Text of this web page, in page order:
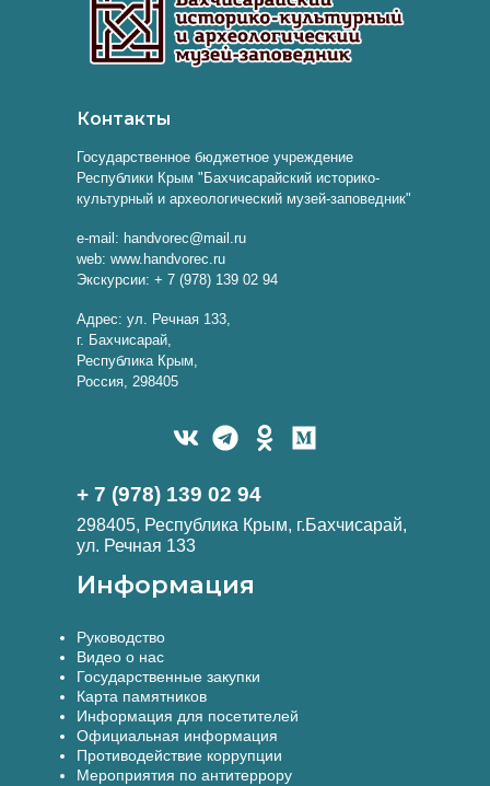
Контакты
Государственное бюджетное учреждение
Республики Крым "Бахчисарайский историко-
культурный и археологический музей-заповедник"
e-mail: handvorec@mail.ru
web: www.handvorec.ru
Экскурсии: + 7 (978) 139 02 94
Адрес: ул. Речная 133,
г. Бахчисарай,
Республика Крым,
Россия, 298405
+ 7 (978) 139 02 94
298405, Республика Крым, г.Бахчисарай,
ул. Речная 133
Информация
Руководство
Видео о нас
Государственные закупки
Карта памятников
Информация для посетителей
Официальная информация
Противодействие коррупции
Мероприятия по антитеррору